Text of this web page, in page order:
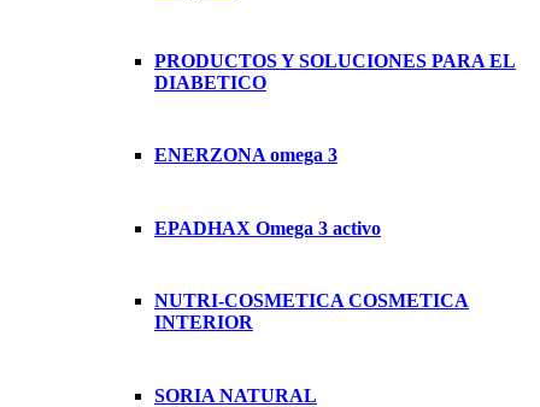
PRODUCTOS Y SOLUCIONES PARA EL
DIABETICO
ENERZONA omega 3
EPADHAX Omega 3 activo
NUTRI-COSMETICA COSMETICA
INTERIOR
SORIA NATURAL